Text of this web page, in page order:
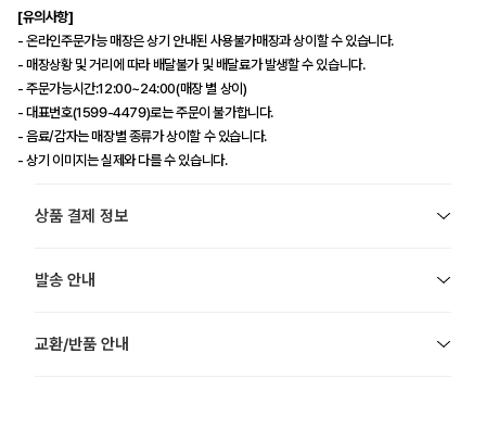
[유의사항]
- 온라인주문가능 매장은 상기 안내된 사용불가매장과 상이할 수 있습니다.
- 매장상황 및 거리에 따라 배달불가 및 배달료가 발생할 수 있습니다.
- 주문가능시간:12:00~24:00(매장 별 상이)
- 대표번호(1599-4479)로는 주문이 불가합니다.
- 음료/감자는 매장별 종류가 상이할 수 있습니다.
- 상기 이미지는 실제와 다를 수 있습니다.
상품 결제 정보
발송 안내
교환/반품 안내